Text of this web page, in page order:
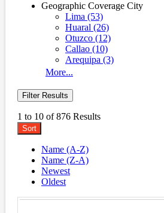
Geographic Coverage City
Lima (53)
Huaral (26)
Otuzco (12)
Callao (10)
Arequipa (3)
More...
Filter Results
1 to 10 of 876 Results
Sort
Name (A-Z)
Name (Z-A)
Newest
Oldest